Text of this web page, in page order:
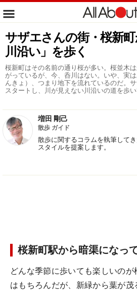
サザエさんの街・桜新
川沿い」を歩く
桜新町はその名前の通り桜が多い。桜並木
がっているが、今、呑川はない。いや、実
んきょ）、つまり地下を流れているのだ。
スタートし、川が見えない川沿いの道を歩い
増田 剛己
散歩 ガイド
散歩に関するコラムを執筆して
スタイルを提案します。
桜新町駅から暗渠になっ
どんな季節に歩いても楽しいの
はもちろんだが、新緑から葉が